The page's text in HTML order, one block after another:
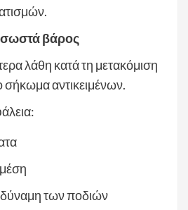
βάρος
λάθη κατά τη μετακόμιση
σήκωμα αντικειμένων.
των ποδιών